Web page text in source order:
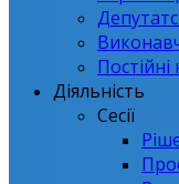
Постійні
Діяльність
Сесії